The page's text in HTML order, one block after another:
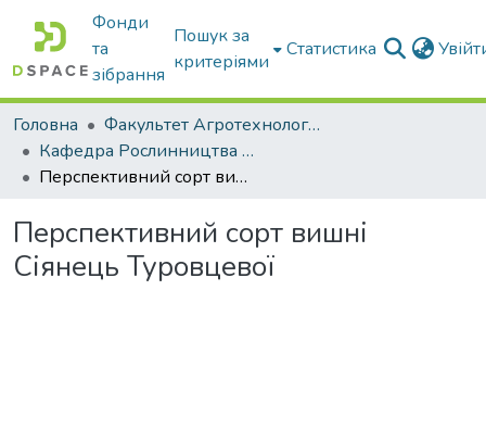
Фонди
та
зібрання
Пошук за
критеріями
Статистика
Головна
Факультет Агротехнологій та екології
Кафедра Рослинництва та садівництва ім. професора В.В. Калитки
Перспективний сорт вишні Сіянець Туровцевої
Перспективний сорт вишні
Сіянець Туровцевої